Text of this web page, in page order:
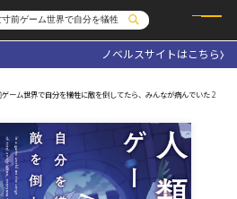
文庫
ノベルス
通販・NEWS
OVERLAP STORE
オーバーラップ広報室
ーバーラップ文庫
ノベルスサイトはこちら
ーム世界で自分を犠牲に敵を倒してたら、みんなが病んでいた 2